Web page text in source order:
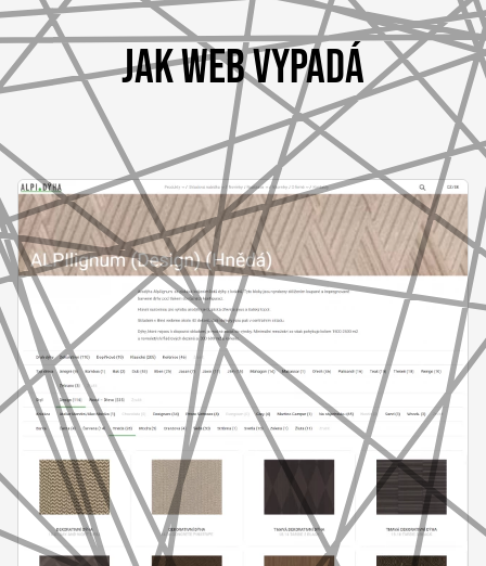
JAK WEB VYPADÁ